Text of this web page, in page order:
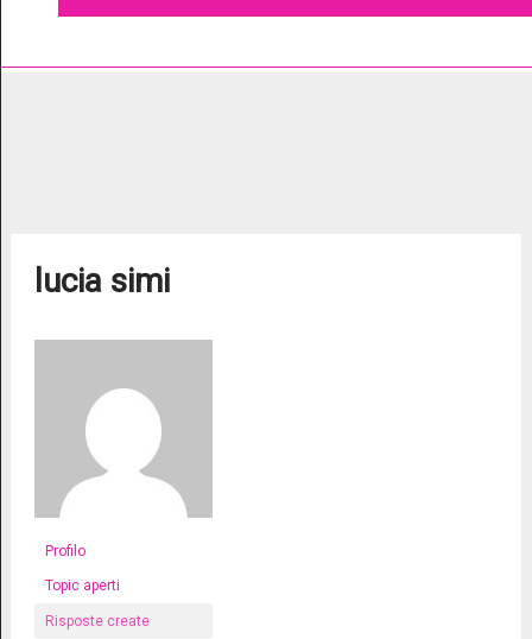
lucia simi
Profilo
Topic aperti
Risposte create